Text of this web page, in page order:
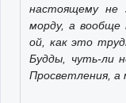
настоящему не
морду, а вообще
ой, как это
Будды, чуть-ли
Просветления, а